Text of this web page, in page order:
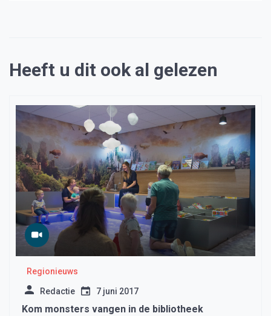
Heeft u dit ook al gelezen
Regionieuws
Redactie 7 juni 2017
Kom monsters vangen in de bibliotheek